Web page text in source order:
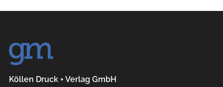
Köllen Druck + Verlag GmbH